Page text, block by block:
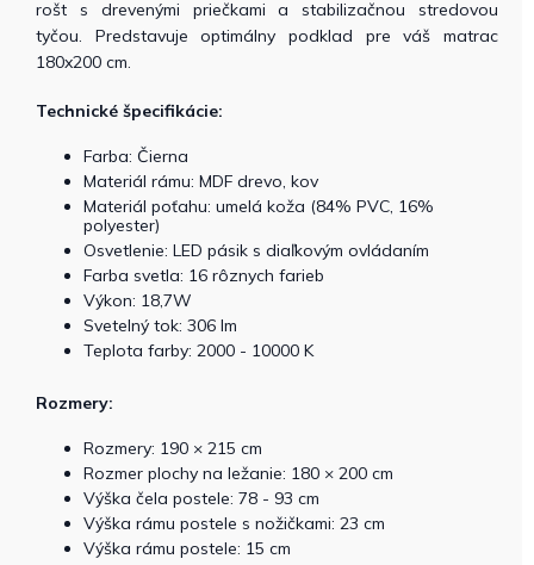
rošt s drevenými priečkami a stabilizačnou stredovou
tyčou. Predstavuje optimálny podklad pre váš matrac
180x200 cm.
Technické špecifikácie:
Farba: Čierna
Materiál rámu: MDF drevo, kov
Materiál poťahu: umelá koža (84% PVC, 16%
polyester)
Osvetlenie: LED pásik s diaľkovým ovládaním
Farba svetla: 16 rôznych farieb
Výkon: 18,7W
Svetelný tok: 306 lm
Teplota farby: 2000 - 10000 K
Rozmery:
Rozmery: 190 × 215 cm
Rozmer plochy na ležanie: 180 × 200 cm
Výška čela postele: 78 - 93 cm
Výška rámu postele s nožičkami: 23 cm
Výška rámu postele: 15 cm